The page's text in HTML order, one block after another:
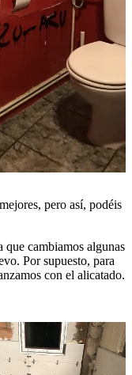
pero así, podéis
cambiamos algunas
Por supuesto, para
con el alicatado.